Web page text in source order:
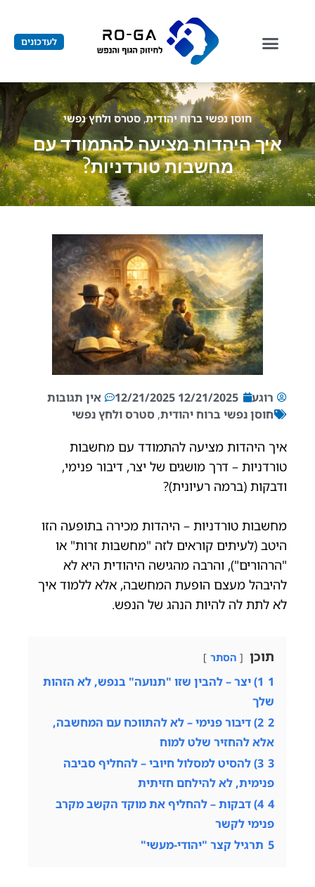
לעדכונים
חוסן נפשי ברוח יהודית, סטרס ולחץ נפשי
איך היהדות מציעה להתמודד עם
מחשבות טורדניות?
רוגע 12/21/2025
12/21/2025
אין תגובות
חוסן נפשי ברוח יהודית, סטרס ולחץ נפשי
איך היהדות מציעה להתמודד עם מחשבות
טורדניות – דרך מושגים של יצר, דיבור פנימי,
ודבקות (ברמה רעיונית)?
מחשבות טורדניות – היהדות מכירה בתופעה הזו
היטב (לעיתים קוראים לזה "מחשבות זרות" או
"הרהורים"), והרבה מהגישה היהודית היא לא
להיבהל מעצם הופעת המחשבה, אלא ללמוד איך
לא לתת לה להיות הנהג של הנפש.
תוכן הסתר
1
1) יצר – להבין שזו "תנועה" בנפש, לא הזהות
שלך
2
2) דיבור פנימי – לא להתווכח עם המחשבה,
אלא להחזיר שלט למוח
3
3) להסיט למסלול חיובי – להחליף סביבה
פנימית, לא להילחם חזיתית
4
4) דבקות – להחליף את מוקד הקשב מקרב
פנימי לקשר
5 תרגיל קצר "יהודי-מעשי"